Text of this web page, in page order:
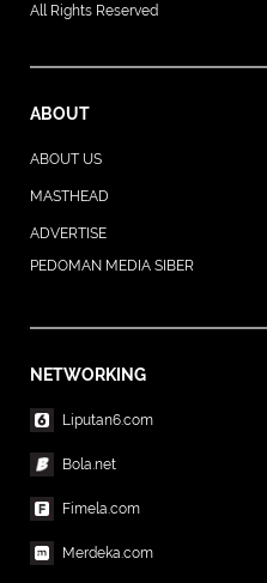
All Rights Reserved
ABOUT
ABOUT US
MASTHEAD
ADVERTISE
PEDOMAN MEDIA SIBER
NETWORKING
Liputan6.com
Bola.net
Fimela.com
Merdeka.com